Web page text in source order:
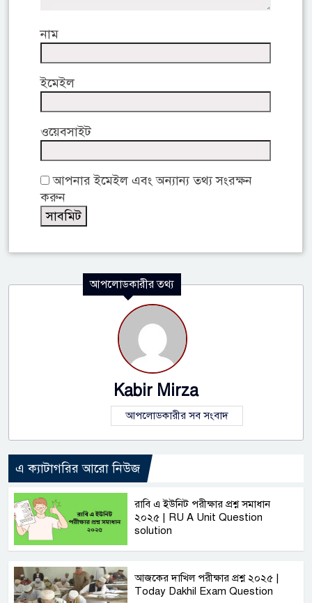
নাম
ইমেইল
ওয়েবসাইট
আপনার ইমেইল এবং অন্যান্য তথ্য সংরক্ষন
করুন
আপলোডকারীর তথ্য
Kabir Mirza
আপলোডকারীর সব সংবাদ
এ ক্যাটাগরির আরো নিউজ
রাবি এ ইউনিট পরীক্ষার প্রশ্ন সমাধান
২০২৫ | RU A Unit Question
solution
আজকের দাখিল পরীক্ষার প্রশ্ন ২০২৫ |
Today Dakhil Exam Question